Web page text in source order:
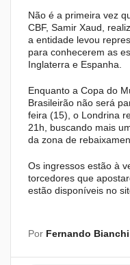
Não é a primeira vez
CBF, Samir Xaud,
a entidade levou
para conhecerem as
Inglaterra e Espanha.
Enquanto a Copa do
Brasileirão não será
feira (15), o Londrina
21h, buscando mais
da zona de
Os ingressos estão à
torcedores que
estão disponíveis no
Por Fernando Bianchi